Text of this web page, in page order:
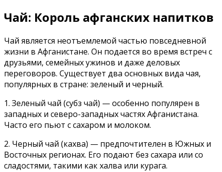
Чай: Король афганских напитков
Чай является неотъемлемой частью повседневной
жизни в Афганистане. Он подается во время встреч с
друзьями, семейных ужинов и даже деловых
переговоров. Существует два основных вида чая,
популярных в стране: зеленый и черный.
1. Зеленый чай (субз чай) — особенно популярен в
западных и северо-западных частях Афганистана.
Часто его пьют с сахаром и молоком.
2. Черный чай (кахва) — предпочтителен в Южных и
Восточных регионах. Его подают без сахара или со
сладостями, такими как халва или курага.